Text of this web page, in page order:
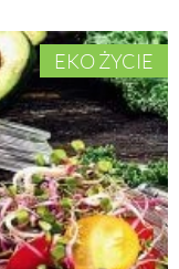
EKO ŻYCIE